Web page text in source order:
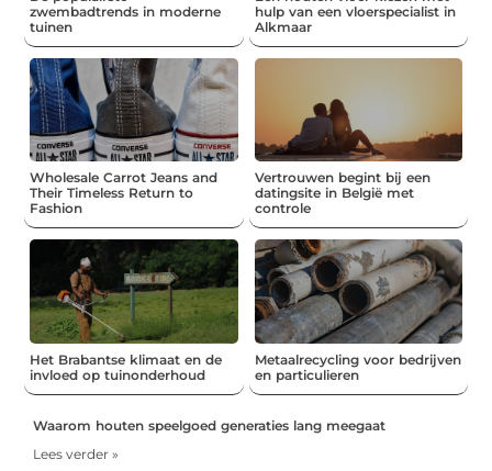
zwembadtrends in moderne
tuinen
hulp van een vloerspecialist in
Alkmaar
Wholesale Carrot Jeans and
Their Timeless Return to
Fashion
Vertrouwen begint bij een
datingsite in België met
controle
Het Brabantse klimaat en de
invloed op tuinonderhoud
Metaalrecycling voor bedrijven
en particulieren
Waarom houten speelgoed generaties lang meegaat
Lees verder »